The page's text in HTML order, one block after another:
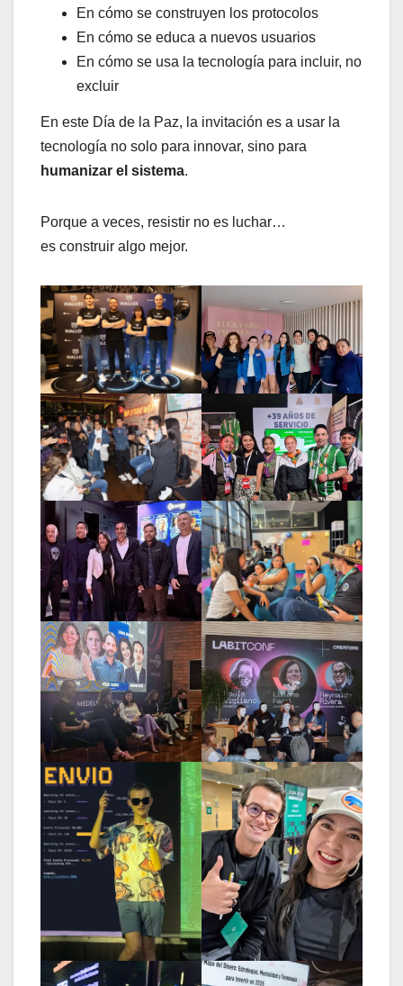
En cómo se construyen los protocolos
En cómo se educa a nuevos usuarios
En cómo se usa la tecnología para incluir, no
excluir
En este Día de la Paz, la invitación es a usar la
tecnología no solo para innovar, sino para
humanizar el sistema.
Porque a veces, resistir no es luchar…
es construir algo mejor.